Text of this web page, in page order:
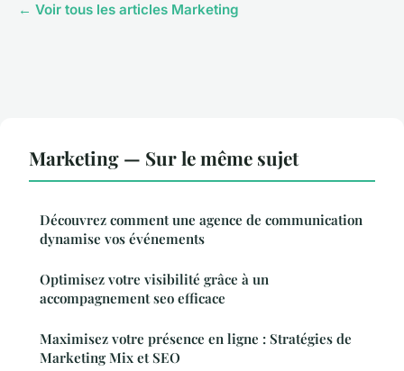
← Voir tous les articles Marketing
Marketing — Sur le même sujet
Découvrez comment une agence de communication
dynamise vos événements
Optimisez votre visibilité grâce à un
accompagnement seo efficace
Maximisez votre présence en ligne : Stratégies de
Marketing Mix et SEO